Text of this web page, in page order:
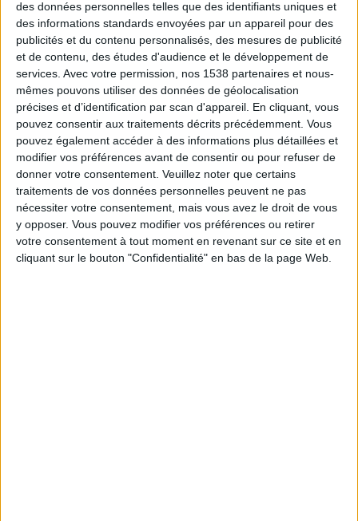
des données personnelles telles que des identifiants uniques et
des informations standards envoyées par un appareil pour des
publicités et du contenu personnalisés, des mesures de publicité
et de contenu, des études d'audience et le développement de
services. Avec votre permission, nos 1538 partenaires et nous-
mêmes pouvons utiliser des données de géolocalisation
précises et d’identification par scan d'appareil. En cliquant, vous
pouvez consentir aux traitements décrits précédemment. Vous
pouvez également accéder à des informations plus détaillées et
modifier vos préférences avant de consentir ou pour refuser de
donner votre consentement. Veuillez noter que certains
traitements de vos données personnelles peuvent ne pas
nécessiter votre consentement, mais vous avez le droit de vous
y opposer. Vous pouvez modifier vos préférences ou retirer
votre consentement à tout moment en revenant sur ce site et en
cliquant sur le bouton "Confidentialité" en bas de la page Web.
peut aider à trouver d'autres types de troubles du
sommeil (comme l'apnée du sommeil). Lisez aussi :
Travail de nuit : comment maigrir quand vous
travaillez de nuit ?
> Aliments à manger pour prévenir l'insomnie
Aliments riches en tryptophane: ces aliments
favorisent le sommeil grâce au tryptophane (qui
est converti en un acide aminé appelé L-
tryptophane). Le tryptophane est sujet à divers
changements par des enzymes, poussant le L-